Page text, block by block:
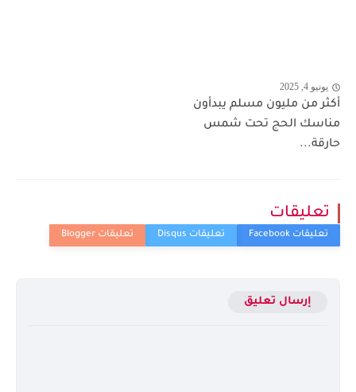
يونيو 4, 2025
أكثر من مليون مسلم يبدأون
مناسك الحج تحت شمس
حارقة...
تعليقات
إرسال تعليق